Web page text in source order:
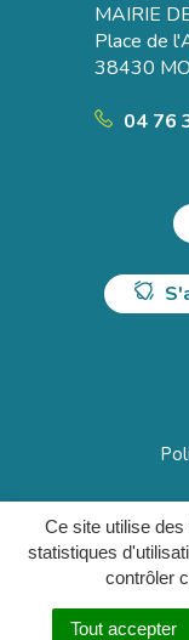
Ce site utilise
statistiques
contrôler
Tout accepter
MAIRIE
Place de
38430
04 76